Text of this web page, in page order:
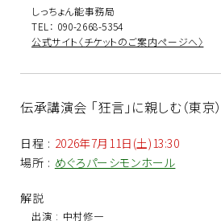
しっちょん能事務局
TEL： 090-2668-5354
公式サイト〈チケットのご案内ページへ〉
伝承講演会 「狂言」に親しむ（東京）
日程 : 2026年7月11日(土)13:30
場所 : めぐろパーシモンホール
解説
出演 : 中村修一